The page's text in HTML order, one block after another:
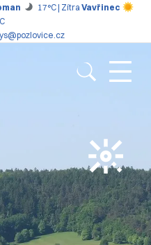
17°C | Zítra Vavřinec